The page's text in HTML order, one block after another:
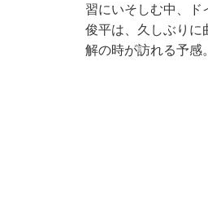
習にいそしむ中、ド
俊平は、久しぶり
解の時が訪れる予感